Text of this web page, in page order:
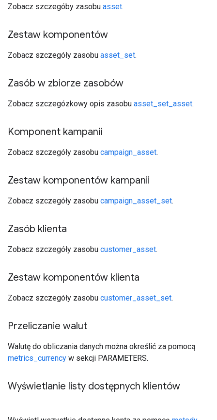
Zobacz szczegóby zasobu asset.
Zestaw komponentów
Zobacz szczegóły zasobu asset_set.
Zasób w zbiorze zasobów
Zobacz szczegózkowy opis zasobu asset_set_asset.
Komponent kampanii
Zobacz szczegóły zasobu campaign_asset.
Zestaw komponentów kampanii
Zobacz szczegóły zasobu campaign_asset_set.
Zasób klienta
Zobacz szczegóły zasobu customer_asset.
Zestaw komponentów klienta
Zobacz szczegóły zasobu customer_asset_set.
Przeliczanie walut
Walutę do obliczania danych można określić za pomocą
metrics_currency w sekcji PARAMETERS.
Wyświetlanie listy dostępnych klientów